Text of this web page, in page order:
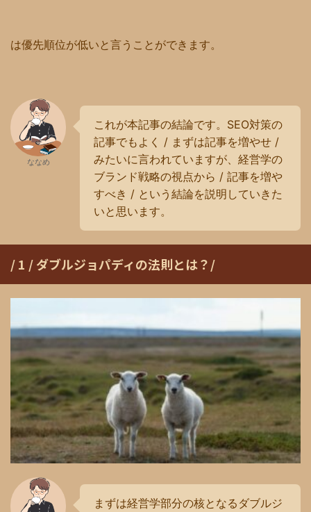
は優先順位が低いと言うことができます。
ななめ
これが本記事の結論です。SEO対策の
記事でもよく / まずは記事を増やせ /
みたいに言われていますが、経営学の
ブランド戦略の視点から / 記事を増や
すべき / という結論を説明していきた
いと思います。
/ 1 / ダブルジョパディの法則とは？/
まずは経営学部分の核となるダブルジ